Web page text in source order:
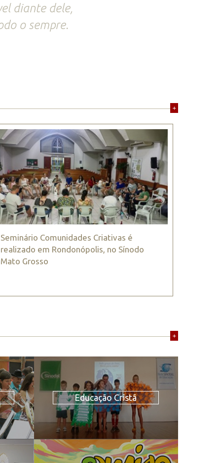
diante dele,
o sempre.
+
Seminário Comunidades Criativas é
realizado em Rondonópolis, no Sínodo
Mato Grosso
+
Educação Cristã